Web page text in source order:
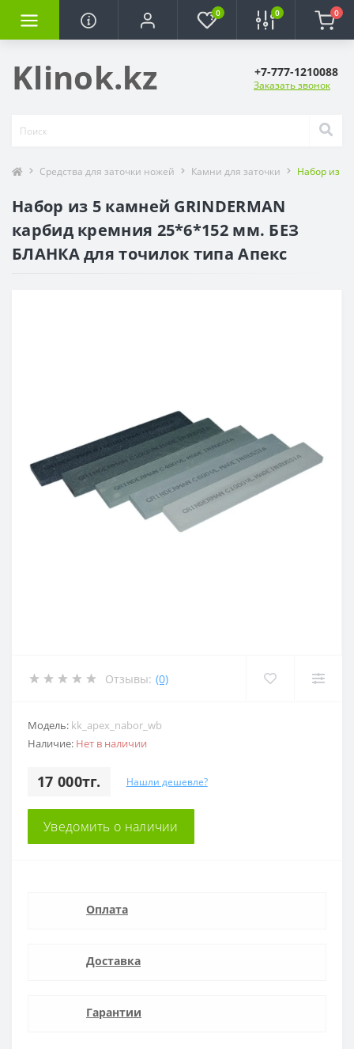
0 0 0
Klinok.kz +7-777-1210088
Заказать звонок
Средства для заточки ножей Камни для заточки Набор из 5
Набор из 5 камней GRINDERMAN
карбид кремния 25*6*152 мм. БЕЗ
БЛАНКА для точилок типа Апекс
Отзывы: (0)
Модель: kk_apex_nabor_wb
Наличие: Нет в наличии
17 000тг. Нашли дешевле?
Уведомить о наличии
Оплата
Доставка
Гарантии